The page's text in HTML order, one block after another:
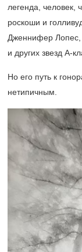
легенда, человек,
роскоши и
Дженнифер Лопес,
и других звезд А-
Но его путь к
нетипичным.